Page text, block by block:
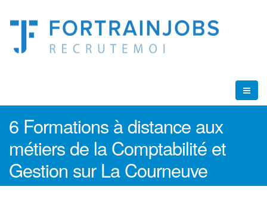
6 Formations à distance aux
métiers de la Comptabilité et
Gestion sur La Courneuve